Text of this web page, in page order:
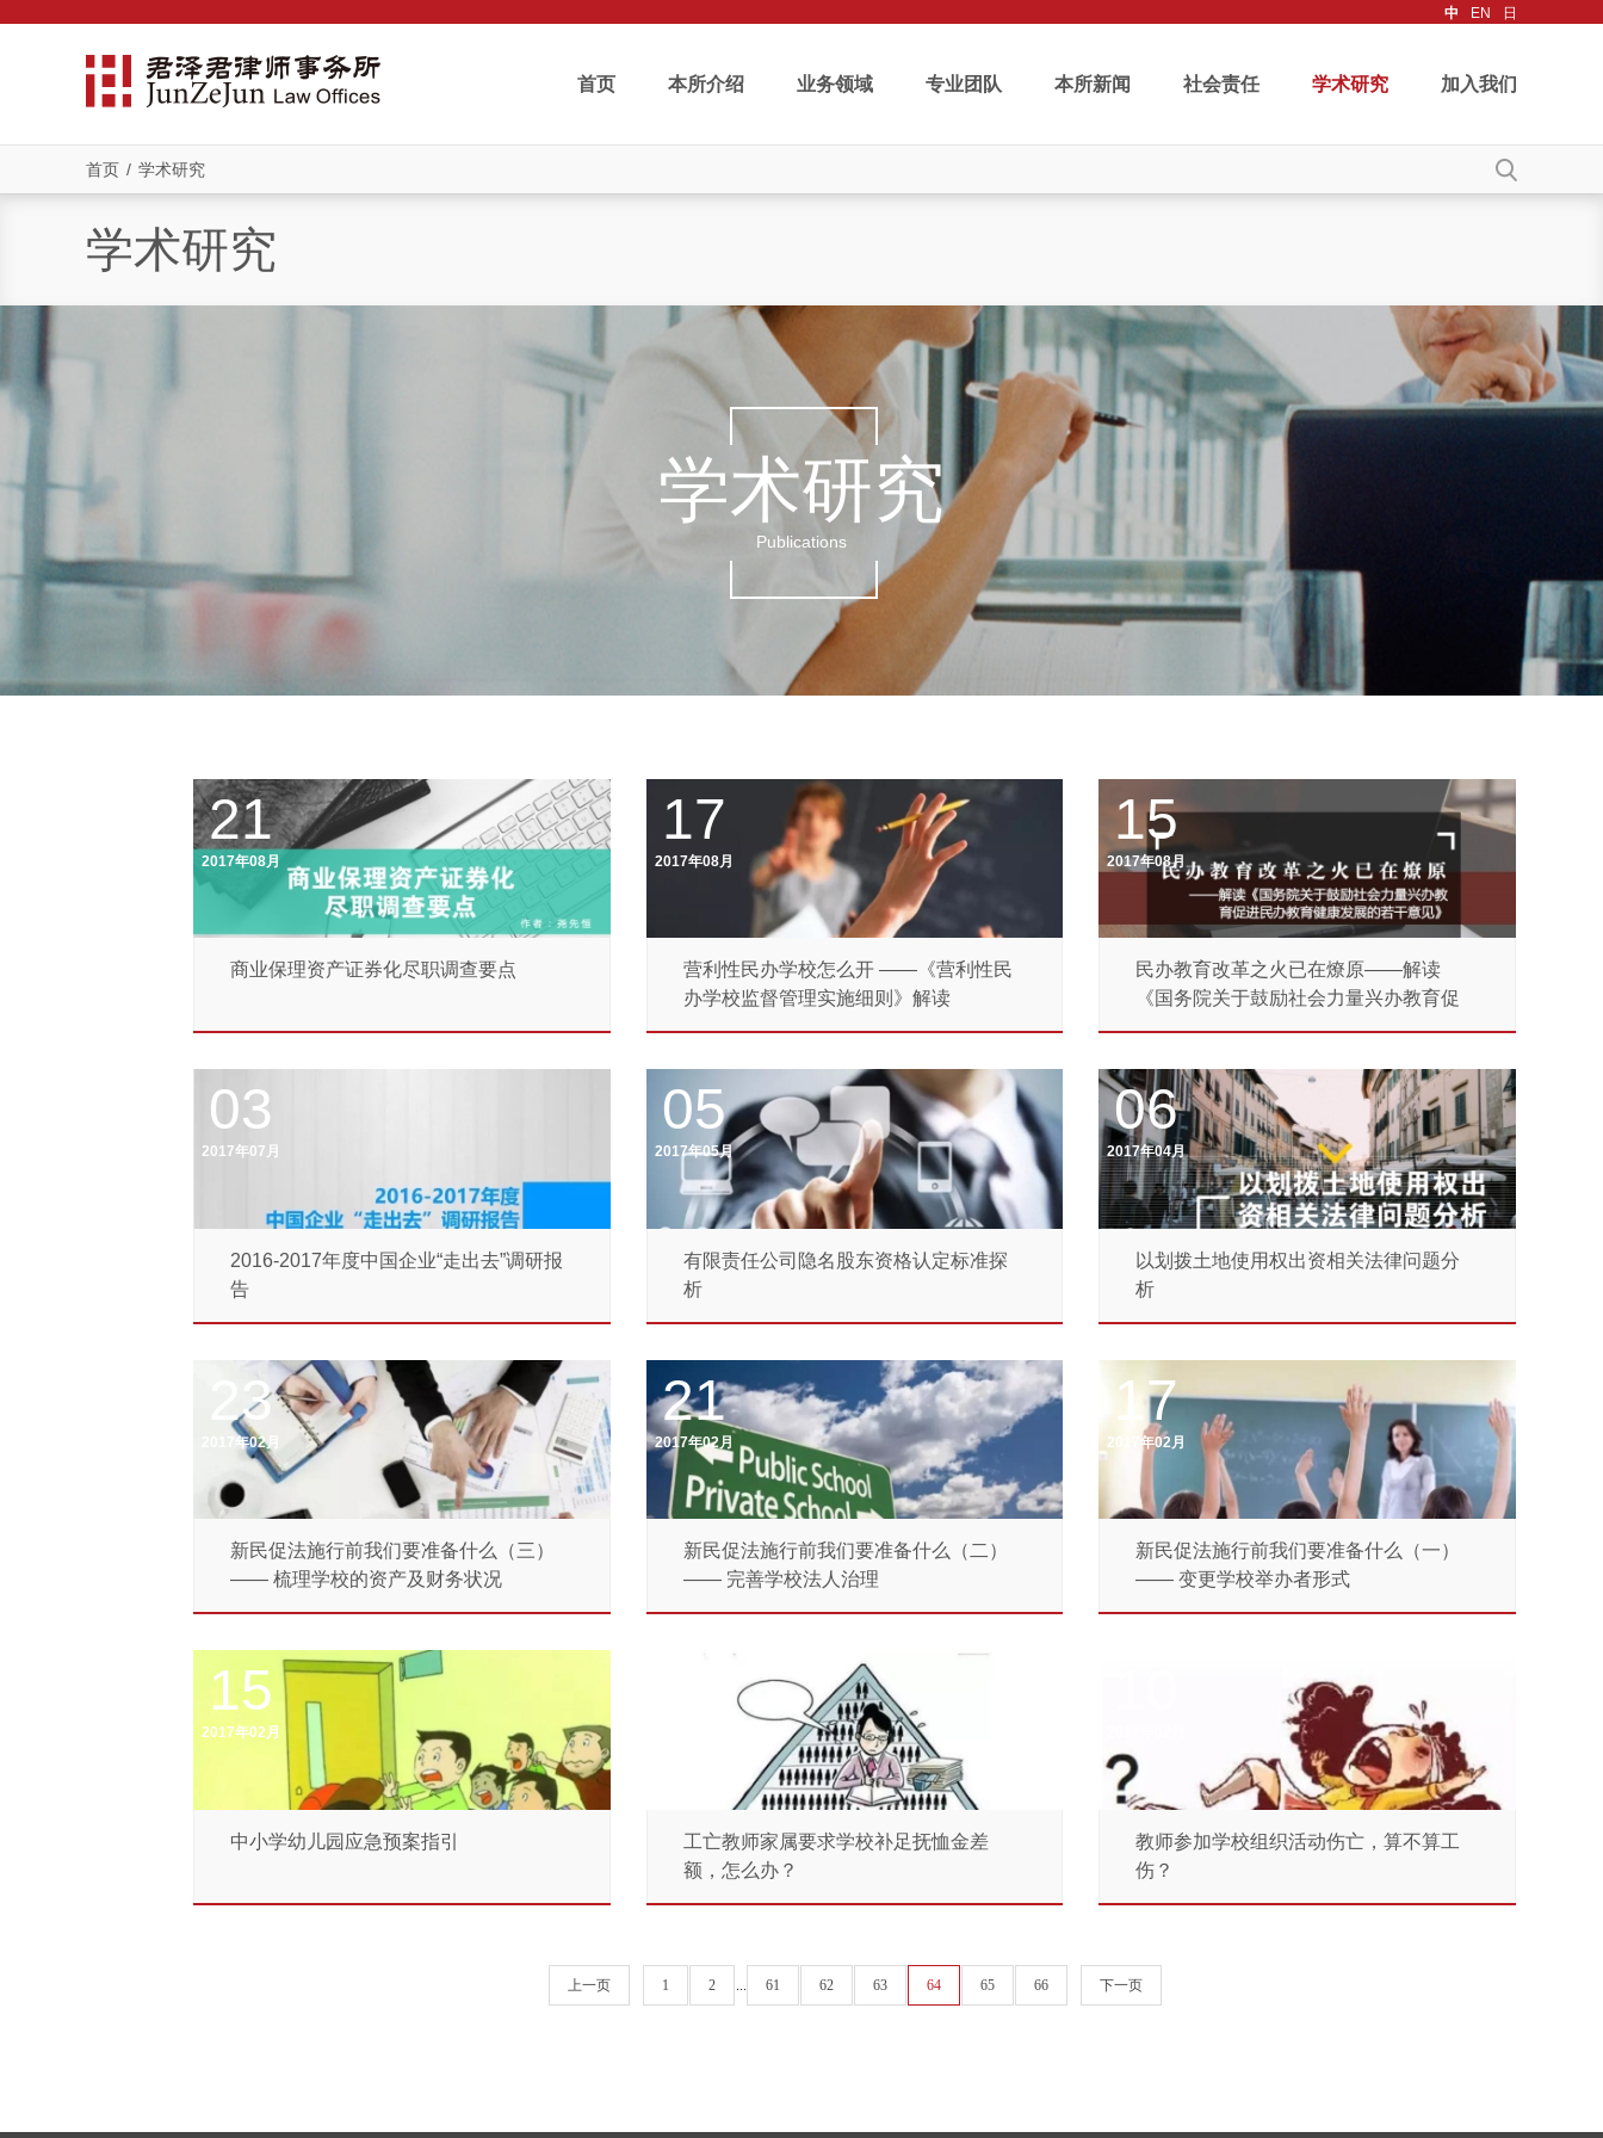
中 EN 日
首页 本所介绍 业务领域 专业团队 本所新闻 社会责任 学术研究 加入我们
首页 / 学术研究
学术研究
学术研究
Publications
21
2017年08月
商业保理资产证券化尽职调查要点
17
2017年08月
营利性民办学校怎么开 ——《营利性民
办学校监督管理实施细则》解读
15
2017年08月
民办教育改革之火已在燎原——解读
《国务院关于鼓励社会力量兴办教育促
进...
03
2017年07月
2016-2017年度中国企业“走出去”调研报
告
05
2017年05月
有限责任公司隐名股东资格认定标准探
析
06
2017年04月
以划拨土地使用权出资相关法律问题分
析
23
2017年02月
新民促法施行前我们要准备什么（三）
—— 梳理学校的资产及财务状况
21
2017年02月
新民促法施行前我们要准备什么（二）
—— 完善学校法人治理
17
2017年02月
新民促法施行前我们要准备什么（一）
—— 变更学校举办者形式
15
2017年02月
中小学幼儿园应急预案指引
工亡教师家属要求学校补足抚恤金差
额，怎么办？
教师参加学校组织活动伤亡，算不算工
伤？
上一页 1 2 61 62 63 64 65 66 下一页